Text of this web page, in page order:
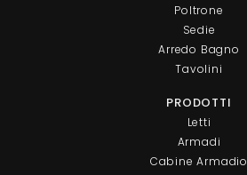
Poltrone
Sedie
Arredo Bagno
Tavolini
PRODOTTI
Letti
Armadi
Cabine Armadio